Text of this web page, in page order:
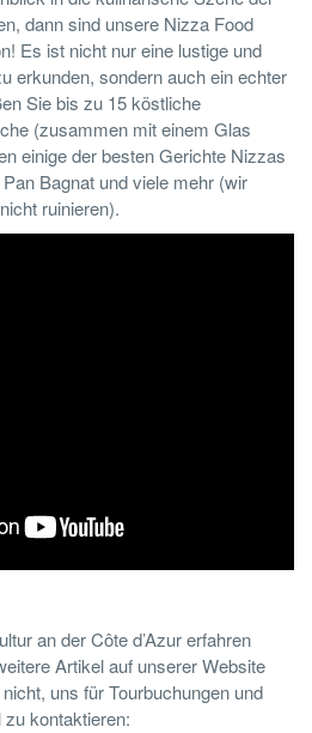
dann sind unsere Nizza Food
Es ist nicht nur eine lustige und
erkunden, sondern auch ein echter
Sie bis zu 15 köstliche
(zusammen mit einem Glas
einige der besten Gerichte Nizzas
Bagnat und viele mehr (wir
ruinieren).
an der Côte d’Azur erfahren
Artikel auf unserer Website
uns für Tourbuchungen und
kontaktieren: